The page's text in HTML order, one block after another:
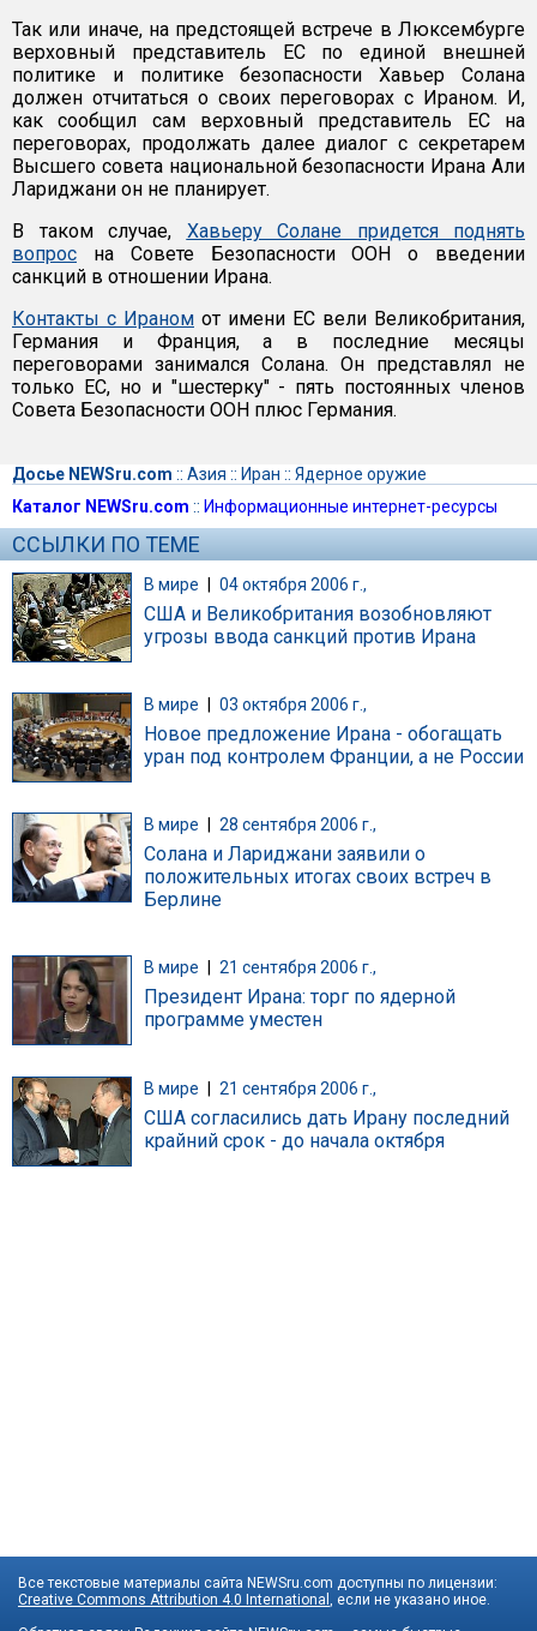
Так или иначе, на предстоящей встрече в Люксембурге
верховный представитель ЕС по единой внешней
политике и политике безопасности Хавьер Солана
должен отчитаться о своих переговорах с Ираном. И,
как сообщил сам верховный представитель ЕС на
переговорах, продолжать далее диалог с секретарем
Высшего совета национальной безопасности Ирана Али
Лариджани он не планирует.
В таком случае, Хавьеру Солане придется поднять
вопрос на Совете Безопасности ООН о введении
санкций в отношении Ирана.
Контакты с Ираном от имени ЕС вели Великобритания,
Германия и Франция, а в последние месяцы
переговорами занимался Солана. Он представлял не
только ЕС, но и "шестерку" - пять постоянных членов
Совета Безопасности ООН плюс Германия.
Досье NEWSru.com :: Азия :: Иран :: Ядерное оружие
Каталог NEWSru.com :: Информационные интернет-ресурсы
ССЫЛКИ ПО ТЕМЕ
В мире | 04 октября 2006 г.,
США и Великобритания возобновляют
угрозы ввода санкций против Ирана
В мире 03 октября 2006 г.,
Новое предложение Ирана - обогащать
уран под контролем Франции, а не России
В мире 28 сентября 2006 г.,
Солана и Лариджани заявили о
положительных итогах своих встреч в
Берлине
В мире 21 сентября 2006 г.,
Президент Ирана: торг по ядерной
программе уместен
В мире | 21 сентября 2006 г.,
США согласились дать Ирану последний
крайний срок - до начала октября
Все текстовые материалы сайта NEWSru.com доступны по лицензии:
Creative Commons Attribution 4.0 International , если не указано иное.